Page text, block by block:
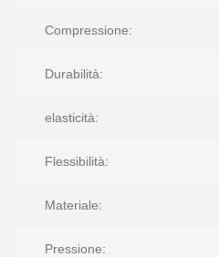
Compressione:
Durabilità:
elasticità:
Flessibilità:
Materiale:
Pressione: